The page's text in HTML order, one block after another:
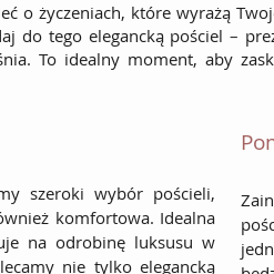
o życzeniach, które wyrażą
do tego elegancką pościel –
To idealny moment, aby
szeroki wybór pościeli,
komfortowa. Idealna
na odrobinę luksusu w
nie tylko elegancką